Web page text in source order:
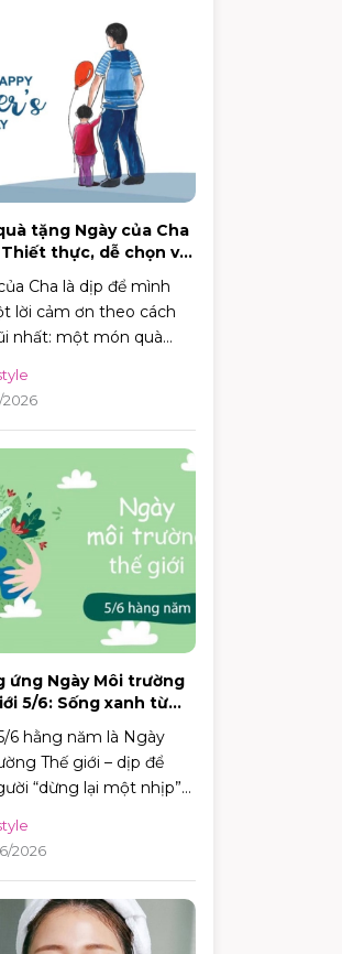
tặng Ngày của Cha
thực, dễ chọn và
Cha là dịp để mình
lời cảm ơn theo cách
nhất: một món quà
chỉ đơn giản là dành
ở cạnh bố. Năm 2026,
(Chủ nhật thứ ba của
6) — rất tiện để cả nhà
đi chơi, mua sắm và ăn
một buổi.
2026
ứng Ngày Môi trường
5/6: Sống xanh từ
thói quen nhỏ
6 hằng năm là Ngày
Thế giới – dịp để
“dừng lại một nhịp”
tiêu dùng và đang
lên môi trường xung
giới hướng sự chú ý
động vì khí hậu, với sự
2026